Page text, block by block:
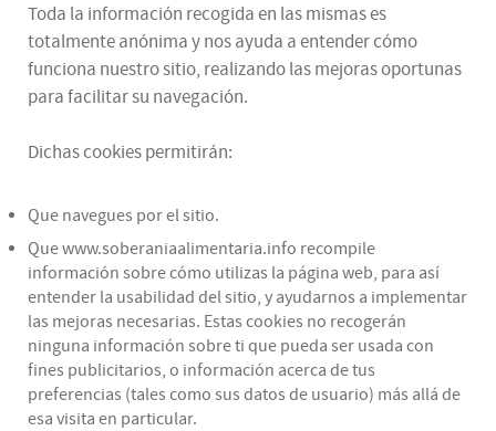
Toda la información recogida en las mismas es
totalmente anónima y nos ayuda a entender cómo
funciona nuestro sitio, realizando las mejoras oportunas
para facilitar su navegación.
Dichas cookies permitirán:
Que navegues por el sitio.
Que www.soberaniaalimentaria.info recompile
información sobre cómo utilizas la página web, para así
entender la usabilidad del sitio, y ayudarnos a implementar
las mejoras necesarias. Estas cookies no recogerán
ninguna información sobre ti que pueda ser usada con
fines publicitarios, o información acerca de tus
preferencias (tales como sus datos de usuario) más allá de
esa visita en particular.